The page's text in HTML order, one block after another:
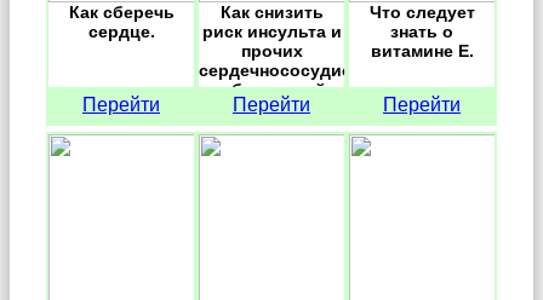
Как сберечь
сердце.
Перейти
Как снизить
риск инсульта и
прочих
сердечнососудистых
заболеваний.
Перейти
Что следует
знать о
витамине Е.
Перейти